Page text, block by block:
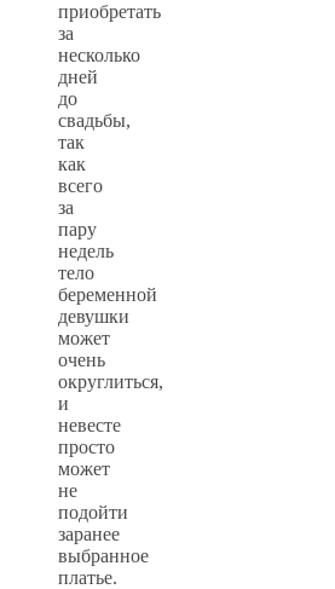
приобретать
за
несколько
дней
до
свадьбы,
так
как
всего
за
пару
недель
тело
беременной
девушки
может
очень
округлиться,
и
невесте
просто
может
не
подойти
заранее
выбранное
платье.